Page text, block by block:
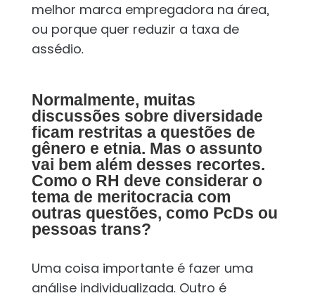
melhor marca empregadora na área,
ou porque quer reduzir a taxa de
assédio.
Normalmente, muitas
discussões sobre diversidade
ficam restritas a questões de
gênero e etnia. Mas o assunto
vai bem além desses recortes.
Como o RH deve considerar o
tema de meritocracia com
outras questões, como PcDs ou
pessoas trans?
Uma coisa importante é fazer uma
análise individualizada. Outro é